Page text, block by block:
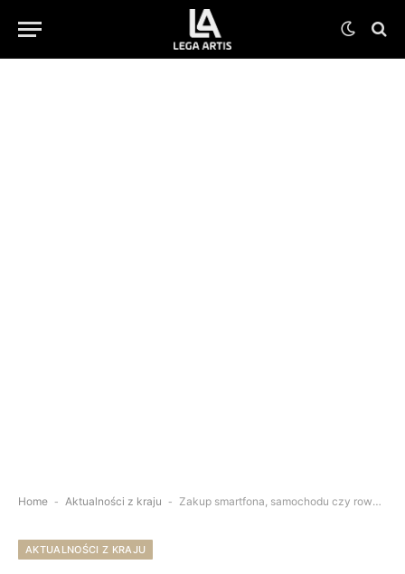
Home - Aktualności z kraju - Zakup smartfona, samochodu czy roweru od sąsiada. Urząd Skarbowy upomina się o podatek
AKTUALNOŚCI Z KRAJU